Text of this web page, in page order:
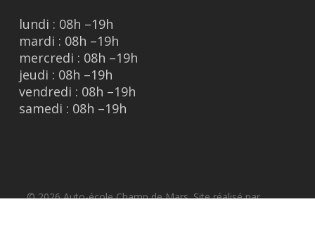
lundi : 08h –19h
mardi : 08h –19h
mercredi : 08h –19h
jeudi : 08h –19h
vendredi : 08h –19h
samedi : 08h –19h
© 2026 Auto-école Champ de Mars. Site réalisé par